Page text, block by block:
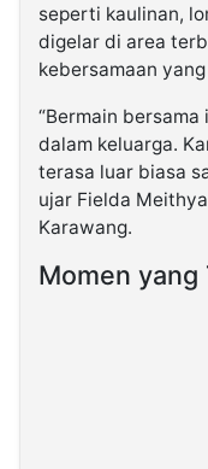
seperti kaulinan,
digelar di area
kebersamaan
“Bermain
dalam keluarga.
terasa luar biasa
ujar Fielda
Karawang.
Momen yang